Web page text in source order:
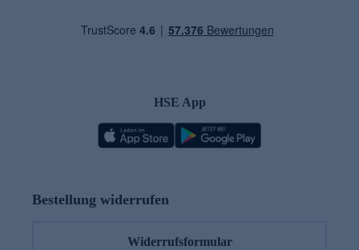
HSE App
Bestellung widerrufen
Widerrufsformular